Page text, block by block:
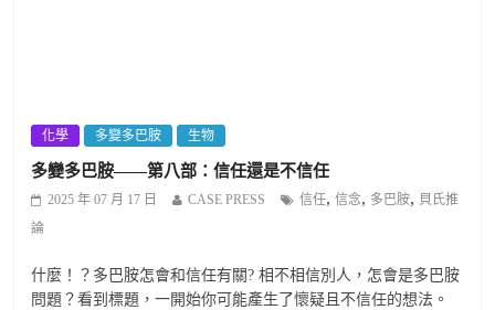
化學 多變多巴胺 生物
多變多巴胺——第八部：信任還是不信任
2025 年 07 月 17 日 CASE PRESS 信任,信念, 多巴胺, 貝氏推
論
什麼！？多巴胺怎會和信任有關? 相不相信別人，怎會是多巴胺
問題？看到標題，一開始你可能產生了懷疑且不信任的想法。